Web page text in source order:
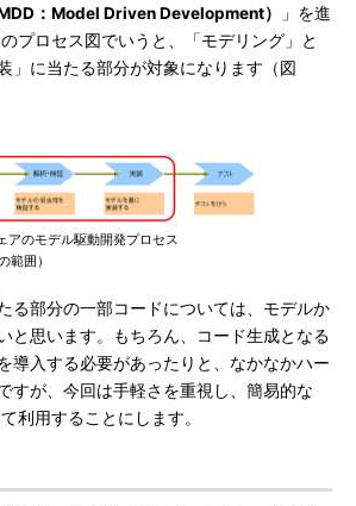
：Model Driven Development）
」を進
プロセス図でいうと、「モデリング」と
」に当たる部分が対象になります（図
のモデル駆動開発プロセス
範囲）
る部分の一部コードについては、モデルか
と思います。もちろん、コード生成となる
導入する必要があったりと、なかなかハー
すが、今回は手軽さを重視し、簡易的な
利用することにします。